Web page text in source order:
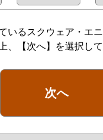
いるスクウェア・エ
、【次へ】を選択して
次へ